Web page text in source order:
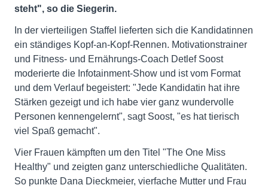
steht", so die Siegerin.
In der vierteiligen Staffel lieferten sich die Kandidatinnen
ein ständiges Kopf-an-Kopf-Rennen. Motivationstrainer
und Fitness- und Ernährungs-Coach Detlef Soost
moderierte die Infotainment-Show und ist vom Format
und dem Verlauf begeistert: "Jede Kandidatin hat ihre
Stärken gezeigt und ich habe vier ganz wundervolle
Personen kennengelernt", sagt Soost, "es hat tierisch
viel Spaß gemacht".
Vier Frauen kämpften um den Titel "The One Miss
Healthy" und zeigten ganz unterschiedliche Qualitäten.
So punkte Dana Dieckmeier, vierfache Mutter und Frau